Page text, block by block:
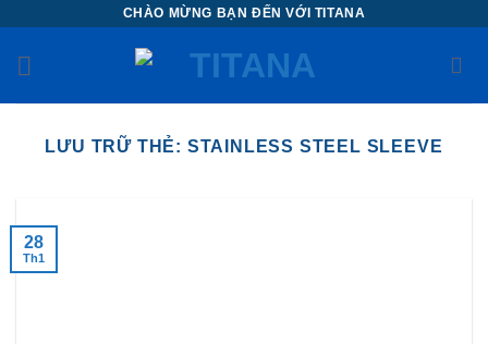
CHÀO MỪNG BẠN ĐẾN VỚI TITANA
LƯU TRỮ THẺ: STAINLESS STEEL SLEEVE
28
Th1